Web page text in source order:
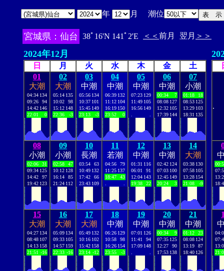
年 月 潮位
宮城県：仙台 38ﾟ16'N 141ﾟ2'E ＜＜ 前月 翌月 ＞＞
2024年12月
日 月 火 水 木 金
土
01
大潮
04:34 134
09:26
94
14:42 146
22:01
0
02
大潮
05:14 135
10:02
98
15:12 148
22:36
-3
03
中潮
05:56 134
10:37 101
15:45 149
23:13
-3
04
中潮
06:39 132
11:12 104
16:19 150
23:52
0
05
中潮
07:23 129
11:49 105
16:56 149
06
中潮
00:34
7
08:08 127
12:32 105
17:39 144
07
小潮
01:18
18
08:53 125
13:29 103
18:31 135
08
小潮
02:06
31
09:34 125
14:42
97
19:42 123
09
小潮
02:58
47
10:12 128
16:14
85
21:24 112
10
長潮
03:54
63
10:49 132
17:42
66
23:43 109
11
若潮
04:56
79
11:25 137
18:47
43
12
中潮
01:31 116
06:01
91
12:04 143
19:38
22
13
中潮
02:42 124
07:03 100
12:45 149
20:24
3
14
大潮
03:38 130
07:58 105
13:28 154
21:08
-9
15
大潮
04:27 134
08:48 107
14:13 158
21:51 -16
16
大潮
05:09 134
09:33 105
14:57 159
22:33 -16
17
大潮
05:49 132
10:16 102
15:42 158
23:14 -12
18
中潮
06:26 129
10:58
98
16:26 154
23:55
-3
19
中潮
07:01 126
11:41
94
17:09 148
20
中潮
00:34
9
07:35 125
12:27
90
17:53 138
21
中潮
01:12
23
08:08 124
13:19
87
18:40 126
.